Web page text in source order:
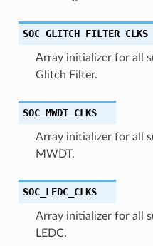
SOC_GLITCH_FILTER_CLKS
Array initializer for all
Glitch Filter.
SOC_MWDT_CLKS
Array initializer for all
MWDT.
SOC_LEDC_CLKS
Array initializer for all
LEDC.